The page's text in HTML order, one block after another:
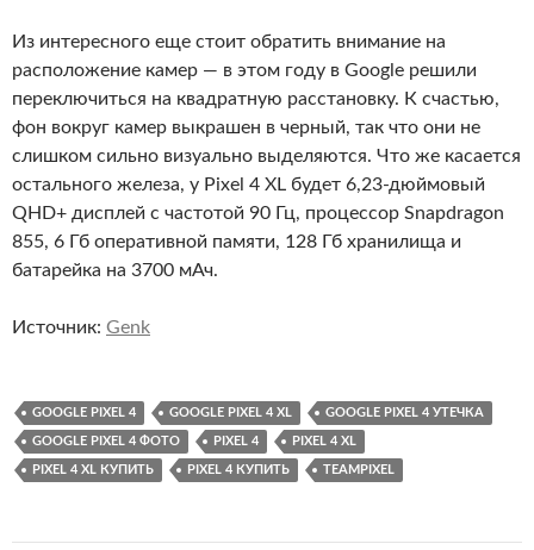
Из интересного еще стоит обратить внимание на
расположение камер — в этом году в Google решили
переключиться на квадратную расстановку. К счастью,
фон вокруг камер выкрашен в черный, так что они не
слишком сильно визуально выделяются. Что же касается
остального железа, у Pixel 4 XL будет 6,23-дюймовый
QHD+ дисплей с частотой 90 Гц, процессор Snapdragon
855, 6 Гб оперативной памяти, 128 Гб хранилища и
батарейка на 3700 мАч.
Источник: Genk
GOOGLE PIXEL 4 GOOGLE PIXEL 4 XL GOOGLE PIXEL 4 УТЕЧКА
GOOGLE PIXEL 4 ФОТО PIXEL 4 PIXEL 4 XL
PIXEL 4 XL КУПИТЬ PIXEL 4 КУПИТЬ TEAMPIXEL